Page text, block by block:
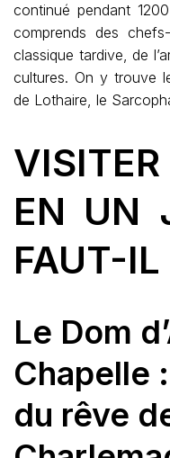
continué pendant
comprends des
classique tardive, de
cultures. On y trouve
de Lothaire, le
EN UN
FAUT-IL
Le Dom
Chapelle
du rêve